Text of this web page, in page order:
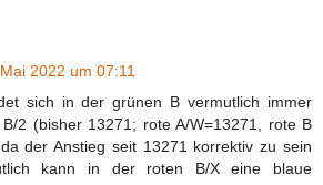
2022 um 07:11
sich in der grünen B vermutlich immer
2 (bisher 13271; rote A/W=13271, rote B
der Anstieg seit 13271 korrektiv zu sein
kann in der roten B/X eine blaue